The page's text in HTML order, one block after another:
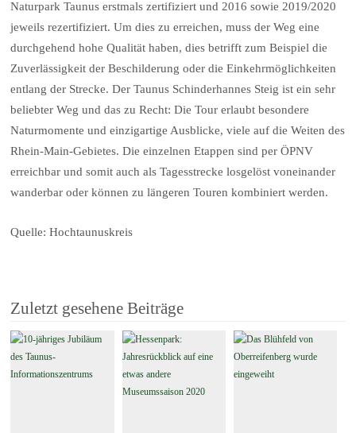
Naturpark Taunus erstmals zertifiziert und 2016 sowie 2019/2020
jeweils rezertifiziert. Um dies zu erreichen, muss der Weg eine
durchgehend hohe Qualität haben, dies betrifft zum Beispiel die
Zuverlässigkeit der Beschilderung oder die Einkehrmöglichkeiten
entlang der Strecke. Der Taunus Schinderhannes Steig ist ein sehr
beliebter Weg und das zu Recht: Die Tour erlaubt besondere
Naturmomente und einzigartige Ausblicke, viele auf die Weiten des
Rhein-Main-Gebietes. Die einzelnen Etappen sind per ÖPNV
erreichbar und somit auch als Tagesstrecke losgelöst voneinander
wanderbar oder können zu längeren Touren kombiniert werden.
Quelle: Hochtaunuskreis
Zuletzt gesehene Beiträge